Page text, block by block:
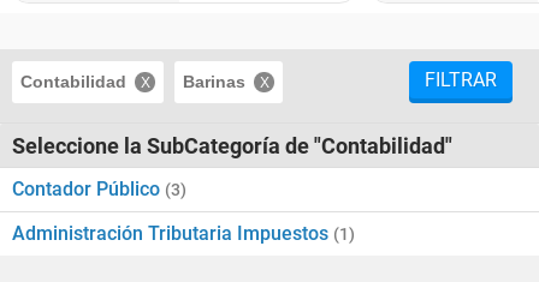
Contabilidad Barinas FILTRAR
Seleccione la SubCategoría de "Contabilidad"
Contador Público (3)
Administración Tributaria Impuestos (1)